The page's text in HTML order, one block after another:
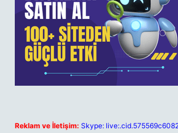
Reklam ve İletişim: Skype: